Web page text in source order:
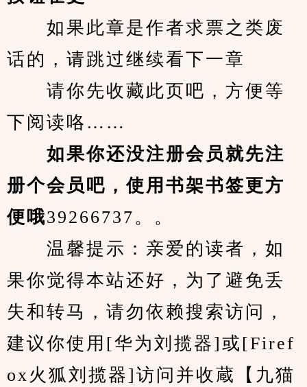
如果此章是作者求票之类废
话的，请跳过继续看下一章
请你先收藏此页吧，方便等
下阅读咯……
如果你还没注册会员就先注
册个会员吧，使用书架书签更方
便哦39266737。。
温馨提示：亲爱的读者，如
果你觉得本站还好，为了避免丢
失和转马，请勿依赖搜索访问，
建议你使用[华为刘揽器]或[Firef
ox火狐刘揽器]访问并收蔵【九猫